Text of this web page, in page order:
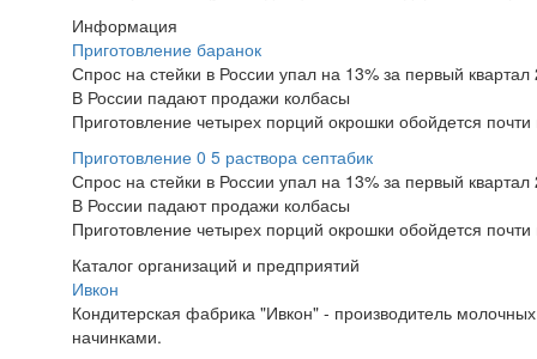
Информация
Приготовление баранок
Спрос на стейки в России упал на 13% за первый квартал
В России падают продажи колбасы
Приготовление четырех порций окрошки обойдется
Приготовление 0 5 раствора септабик
Спрос на стейки в России упал на 13% за первый квартал
В России падают продажи колбасы
Приготовление четырех порций окрошки обойдется
Каталог организаций и предприятий
Ивкон
Кондитерская фабрика "Ивкон" - производитель
начинками.